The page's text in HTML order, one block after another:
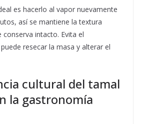
es hacerlo al vapor nuevamente
así se mantiene la textura
conserva intacto. Evita el
resecar la masa y alterar el
cultural del tamal
la gastronomía